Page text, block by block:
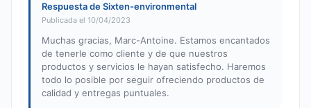
Respuesta de Sixten-environmental
Publicada el 10/04/2023
Muchas gracias, Marc-Antoine. Estamos encantados
de tenerle como cliente y de que nuestros
productos y servicios le hayan satisfecho. Haremos
todo lo posible por seguir ofreciendo productos de
calidad y entregas puntuales.